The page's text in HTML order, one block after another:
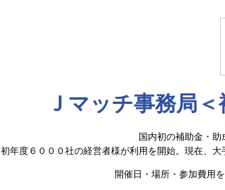
Ｊマッチ事務局
国内初の補助金・助
初年度６０００社の経営者様が利用を開始。現在、
開催日・場所・参加費用